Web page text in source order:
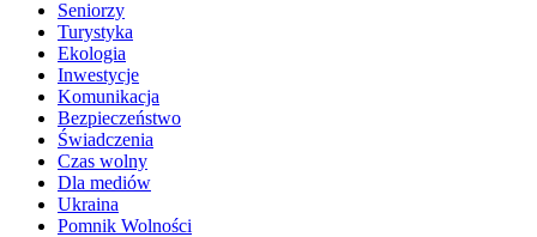
Seniorzy
Turystyka
Ekologia
Inwestycje
Komunikacja
Bezpieczeństwo
Świadczenia
Czas wolny
Dla mediów
Ukraina
Pomnik Wolności